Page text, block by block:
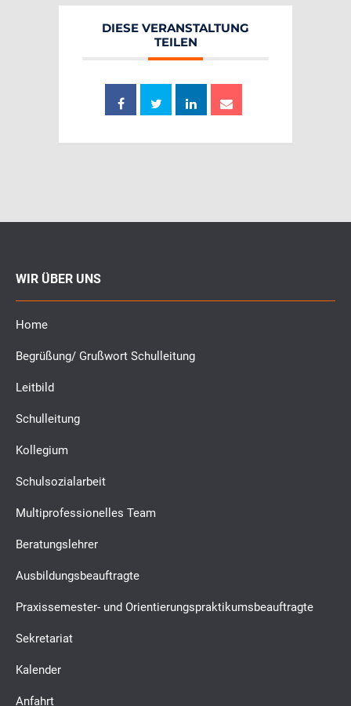
DIESE VERANSTALTUNG
TEILEN
WIR ÜBER UNS
Home
Begrüßung/ Grußwort Schulleitung
Leitbild
Schulleitung
Kollegium
Schulsozialarbeit
Multiprofessionelles Team
Beratungslehrer
Ausbildungsbeauftragte
Praxissemester- und Orientierungspraktikumsbeauftragte
Sekretariat
Kalender
Anfahrt